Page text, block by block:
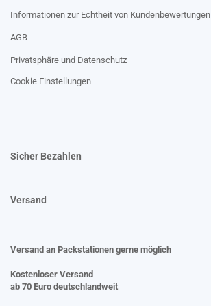
Informationen zur Echtheit von Kundenbewertungen
AGB
Privatsphäre und Datenschutz
Cookie Einstellungen
Sicher Bezahlen
Versand
Versand an Packstationen gerne möglich
Kostenloser Versand
ab 70 Euro deutschlandweit